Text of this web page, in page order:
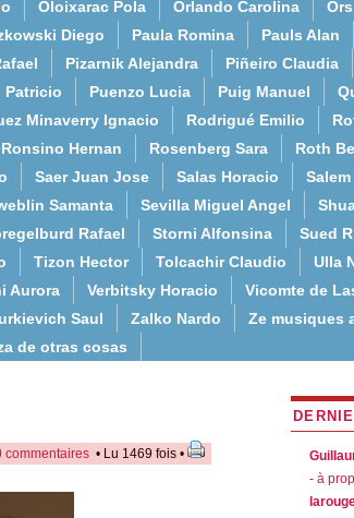
Oloixarac Pola Orlando Carolina
Diego Paula Romina Pauls Alan
Pizarnik Alejandra Piñeiro Claudia
Patricio Puenzo Lucia Puig Manuel
Minaverry Ignacio Rodrigué Emilio
Ronsino Hernan Rosenberg Sara Roth
Saer Juan Jose Salas Horacio
Samanta Sevilla Miguel Angel
Rafael Storni Alfonsina Sued
Tizon Hector Tolcachir Claudio Ulla
Aurora Verbitsky Horacio Vicomte de
Saul Zalko Nardo Ze musiques
de otras cosas
commentaires • Lu 1469 fois •
- à